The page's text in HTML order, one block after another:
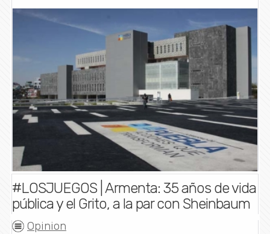
#LOSJUEGOS | Armenta: 35 años de vida
pública y el Grito, a la par con Sheinbaum
Opinion